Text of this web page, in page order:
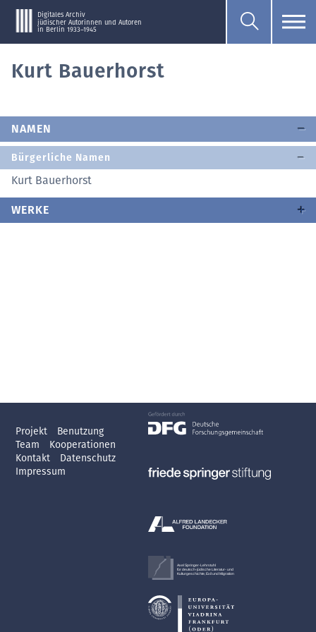
Digitales Archiv
jüdischer Autorinnen und Autoren
in Berlin 1933–1945
Kurt Bauerhorst
NAMEN
Bürgerliche Namen
Kurt Bauerhorst
WERKE
Projekt
Benutzung
Team
Kooperationen
Kontakt
Datenschutz
Impressum
Axel Springer-Lehrstuhl
für deutsch-jüdische Literatur- und
Kulturgeschichte, Exil und Migration